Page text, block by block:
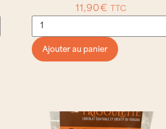
11,90€ TTC
Ajouter au panier